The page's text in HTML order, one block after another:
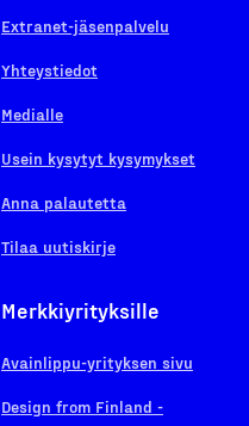
Extranet-jäsenpalvelu
Yhteystiedot
Medialle
Usein kysytyt kysymykset
Anna palautetta
Tilaa uutiskirje
Merkkiyrityksille
Avainlippu-yrityksen sivu
Design from Finland -